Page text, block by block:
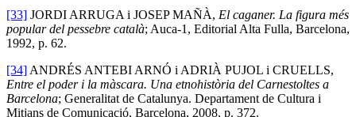
[33] JORDI ARRUGA i JOSEP MAÑÀ, El caganer. La figura més
popular del pessebre català; Auca-1, Editorial Alta Fulla, Barcelona,
1992, p. 62.
[34] ANDRÉS ANTEBI ARNÓ i ADRIÀ PUJOL i CRUELLS,
Entre el poder i la màscara. Una etnohistòria del Carnestoltes a
Barcelona; Generalitat de Catalunya. Departament de Cultura i
Mitjans de Comunicació, Barcelona, 2008, p. 372.